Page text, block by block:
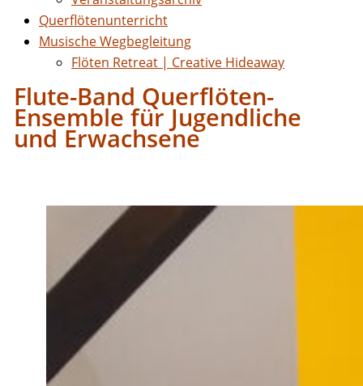
Querflötenunterricht
Musische Wegbegleitung
Flöten Retreat | Creative Hideaway
Flute-Band Querflöten-
Ensemble für Jugendliche
und Erwachsene